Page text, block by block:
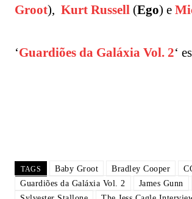
Groot), Kurt Russell (Ego) e
‘Guardiões da Galáxia Vol. 2‘
TAGS Baby Groot Bradley Cooper
Guardiões da Galáxia Vol. 2
James Gunn